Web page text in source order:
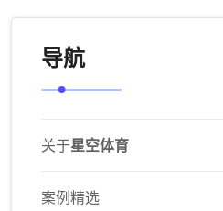
导航
关于星空体育
案例精选